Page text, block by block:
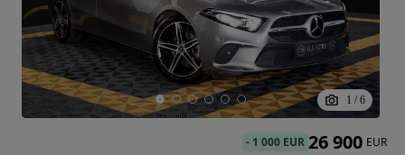
1 / 6
- 1 000 EUR 26 900 EUR